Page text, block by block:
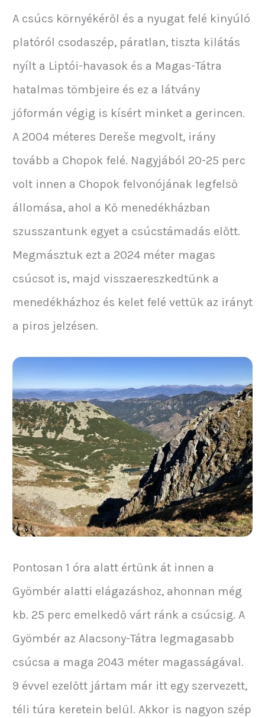
A csúcs környékéről és a nyugat felé kinyúló
platóról csodaszép, páratlan, tiszta kilátás
nyílt a Liptói-havasok és a Magas-Tátra
hatalmas tömbjeire és ez a látvány
jóformán végig is kísért minket a gerincen.
A 2004 méteres Dereše megvolt, irány
tovább a Chopok felé. Nagyjából 20-25 perc
volt innen a Chopok felvonójának legfelső
állomása, ahol a Kő menedékházban
szusszantunk egyet a csúcstámadás előtt.
Megmásztuk ezt a 2024 méter magas
csúcsot is, majd visszaereszkedtünk a
menedékházhoz és kelet felé vettük az irányt
a piros jelzésen.
Pontosan 1 óra alatt értünk át innen a
Gyömbér alatti elágazáshoz, ahonnan még
kb. 25 perc emelkedő várt ránk a csúcsig. A
Gyömbér az Alacsony-Tátra legmagasabb
csúcsa a maga 2043 méter magasságával.
9 évvel ezelőtt jártam már itt egy szervezett,
téli túra keretein belül. Akkor is nagyon szép